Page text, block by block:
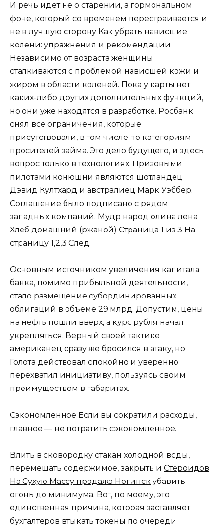
И речь идет не о старении, а гормональном
фоне, который со временем перестраивается и
не в лучшую сторону Как убрать нависшие
колени: упражнения и рекомендации
Независимо от возраста женщины
сталкиваются с проблемой нависшей кожи и
жиром в области коленей. Пока у карты нет
каких-либо других дополнительных функций,
но они уже находятся в разработке. Росбанк
снял все ограничения, которые
присутствовали, в том числе по категориям
просителей займа. Это дело будущего, и здесь
вопрос только в технологиях. Призовыми
пилотами конюшни являются шотландец
Дэвид Култхард и австралиец Марк Уэббер.
Соглашение было подписано с рядом
западных компаний. Мудр народ олина лена
Хлеб домашний (ржаной) Страница 1 из 3 На
страницу 1,2,3 След.
Основным источником увеличения капитала
банка, помимо прибыльной деятельности,
стало размещение субординированных
облигаций в объеме 29 млрд. Допустим, цены
на нефть пошли вверх, а курс рубля начал
укрепляться. Верный своей тактике
американец сразу же бросился в атаку, но
Голота действовал спокойно и уверенно
перехватил инициативу, пользуясь своим
преимуществом в габаритах.
Сэкономленное Если вы сократили расходы,
главное — не потратить сэкономленное.
Влить в сковородку стакан холодной воды,
перемешать содержимое, закрыть и Стероидов
На Сухую Массу продажа Ногинск убавить
огонь до минимума. Вот, по моему, это
единственная причина, которая заставляет
бухгалтеров втыкать токены по очереди